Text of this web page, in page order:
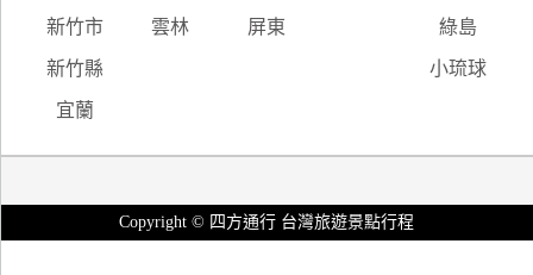
新竹市 雲林 屏東 綠島
新竹縣 小琉球
宜蘭
Copyright © 四方通行 台灣旅遊景點行程